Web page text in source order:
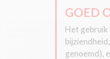
GOED
Het gebruik
genoemd),